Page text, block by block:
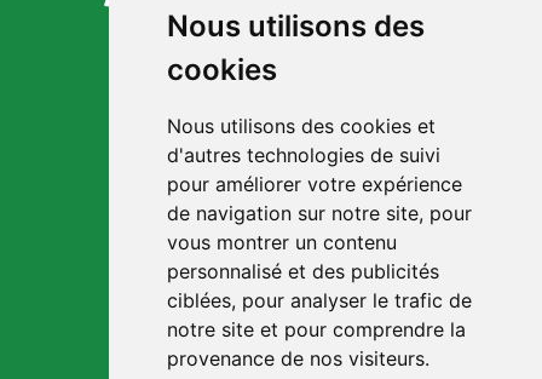
Nous utilisons des
cookies
Nous utilisons des cookies et
d'autres technologies de suivi
pour améliorer votre expérience
de navigation sur notre site, pour
vous montrer un contenu
personnalisé et des publicités
ciblées, pour analyser le trafic de
notre site et pour comprendre la
provenance de nos visiteurs.
Adhérer
NOUS CONTACTER
9 Rue du Port
17120 Barzan
09 73 32 35 00